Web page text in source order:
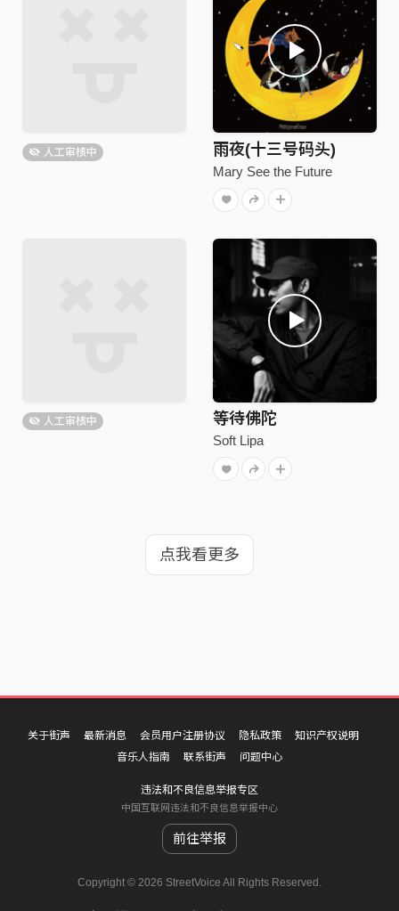
人工审核中 雨夜(十三号码头)
Mary See the Future
人工审核中 等待佛陀
Soft Lipa
点我看更多
关于街声 最新消息 会员用户注册协议 隐私政策
知识产权说明
音乐人指南
联系街声 问题中心
违法和不良信息举报专区
中国互联网违法和不良信息举报中心
前往举报
Copyright © 2026 StreetVoice All Rights Reserved.